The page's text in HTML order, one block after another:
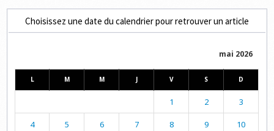
Choisissez une date du calendrier pour retrouver un article
mai 2026
L M M J V S D
1 2 3
4 5 6 7 8 9 10